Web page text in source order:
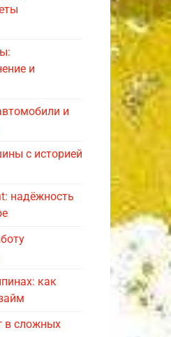
и
и
с историей
надёжность
как
в сложных